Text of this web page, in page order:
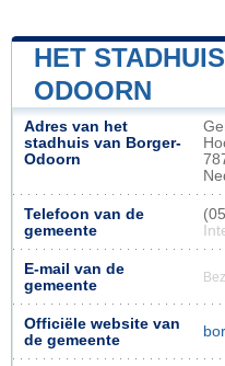
HET
ODOORN
Adres van het
stadhuis van Borger-
Odoorn
Telefoon van de
gemeente
E-mail van de
gemeente
Officiële website van
de gemeente